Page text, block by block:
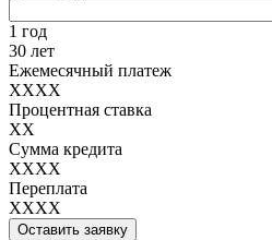
1 год
30 лет
Ежемесячный платеж
XXXX
Процентная ставка
XX
Сумма кредита
XXXX
Переплата
XXXX
Оставить заявку